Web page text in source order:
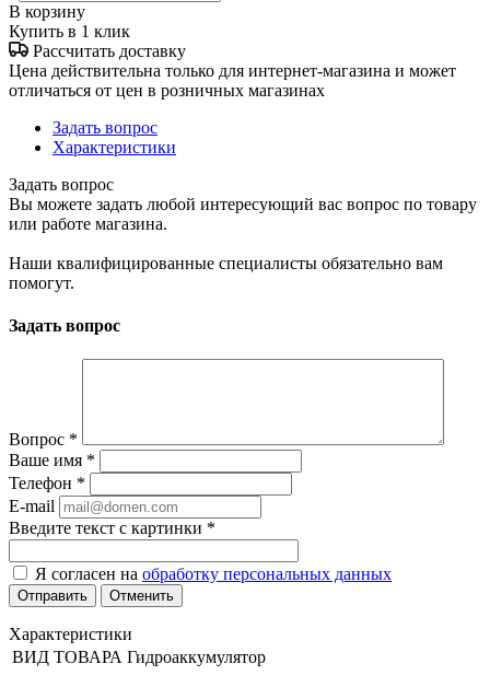
В корзину
Купить в 1 клик
Рассчитать доставку
Цена действительна только для интернет-магазина и может
отличаться от цен в розничных магазинах
Задать вопрос
Характеристики
Задать вопрос
Вы можете задать любой интересующий вас вопрос по товару
или работе магазина.
Наши квалифицированные специалисты обязательно вам
помогут.
Задать вопрос
Вопрос *
Ваше имя *
Телефон *
E-mail
Введите текст с картинки *
Я согласен на обработку персональных данных
Отменить
Характеристики
ВИД ТОВАРА Гидроаккумулятор